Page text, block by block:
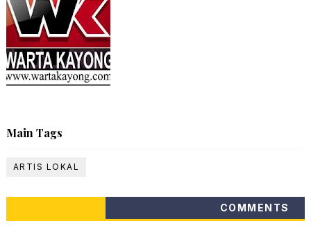
Main Tags
ARTIS LOKAL
COMMENTS